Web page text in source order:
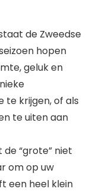
de Zweedse
hopen
geluk en
te krijgen, of als
te uiten aan
“grote” niet
om op uw
een heel klein